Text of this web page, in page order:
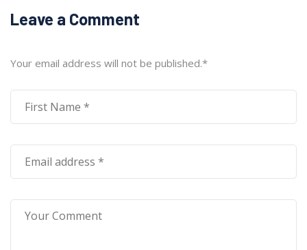
Leave a Comment
Your email address will not be published.*